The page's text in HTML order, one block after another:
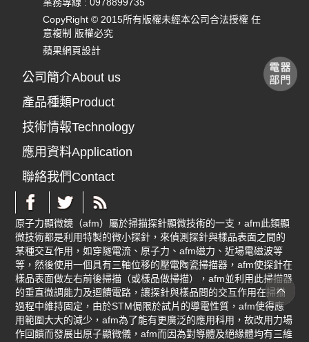
CopyRight © 2015所有版權未經本公司合法授權 任
意複制 版權必究
蘋果網頁設計
公司簡介About us
產品種類Product
技術情報Technology
應用資料Application
聯絡我們Contact
原子力顯微鏡（afm）屬於掃描探針顯微技術的一支，afm此類顯
微技術都是利用特製的微小探針，來偵測探針與樣品表面之間的
某種交互作用，如穿隧電流、原子力、afm磁力、近場電磁波等
等，然後使用一個具有三軸位移的壓電陶瓷掃描器，afm使探針在
樣品表面做左右前後掃描（或樣品做掃描），afm並利用此掃描器
的垂直微調能力及迴饋電路，讓探針與樣品問的交互作用在掃描
過程中維持固定，由於STM侷限於試片的導電性質，afm使得應
用範圍大大的減少，afm為了能有更廣泛的應用科用，故改用力場
作回饋而發展出原子顯微儀，afm而因為對導體及絕緣體均有三維